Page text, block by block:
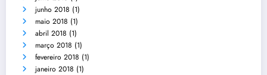
junho 2018 (1)
maio 2018 (1)
abril 2018 (1)
março 2018 (1)
fevereiro 2018 (1)
janeiro 2018 (1)